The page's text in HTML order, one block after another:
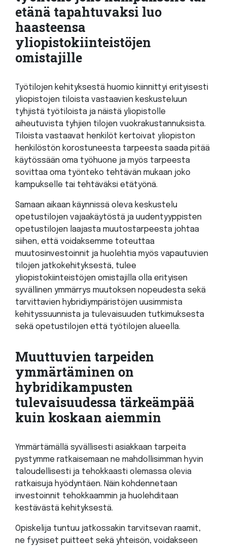
etänä tapahtuvaksi luo
haasteensa
yliopistokiinteistöjen
omistajille
Työtilojen kehityksestä huomio kiinnittyi erityisesti
yliopistojen tiloista vastaavien keskusteluun
tyhjistä työtiloista ja näistä yliopistolle
aiheutuvista tyhjien tilojen vuokrakustannuksista.
Tiloista vastaavat henkilöt kertoivat yliopiston
henkilöstön korostuneesta tarpeesta saada pitää
käytössään oma työhuone ja myös tarpeesta
sovittaa oma työnteko tehtävän mukaan joko
kampukselle tai tehtäväksi etätyönä.
Samaan aikaan käynnissä oleva keskustelu
opetustilojen vajaakäytöstä ja uudentyyppisten
opetustilojen laajasta muutostarpeesta johtaa
siihen, että voidaksemme toteuttaa
muutosinvestoinnit ja huolehtia myös vapautuvien
tilojen jatkokehityksestä, tulee
yliopistokiinteistöjen omistajilla olla erityisen
syvällinen ymmärrys muutoksen nopeudesta sekä
tarvittavien hybridiympäristöjen uusimmista
kehityssuunnista ja tulevaisuuden tutkimuksesta
sekä opetustilojen että työtilojen alueella.
Muuttuvien tarpeiden
ymmärtäminen on
hybridikampusten
tulevaisuudessa tärkeämpää
kuin koskaan aiemmin
Ymmärtämällä syvällisesti asiakkaan tarpeita
pystymme ratkaisemaan ne mahdollisimman hyvin
taloudellisesti ja tehokkaasti olemassa olevia
ratkaisuja hyödyntäen. Näin kohdennetaan
investoinnit tehokkaammin ja huolehditaan
kestävästä kehityksestä.
Opiskelija tuntuu jatkossakin tarvitsevan raamit,
ne fyysiset puitteet sekä yhteisön, voidakseen